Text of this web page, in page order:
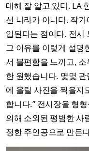
대해 잘 알고 있다. LA
선 나라가 아니다. 작
입된다는 점이다. 전시
그 이유를 이렇게 설명
서 불편함을 느끼고, 소
한 원했습니다. 몇몇
에 올릴 사진을 찍을지
합니다.” 전시장을 형
의해 소외된 평범한 사
정한 주인공으로 만든